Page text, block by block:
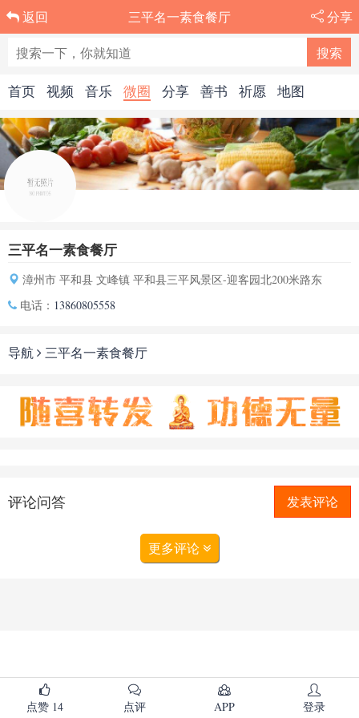
返回 三平名一素食餐厅 分享
首页 视频 音乐 微圈 分享 善书 祈愿 地图
三平名一素食餐厅
漳州市 平和县 文峰镇 平和县三平风景区-迎客园北200米路东
电话： 13860805558
导航 三平名一素食餐厅
评论问答 发表评论
更多评论
点赞 14 点评 APP 登录